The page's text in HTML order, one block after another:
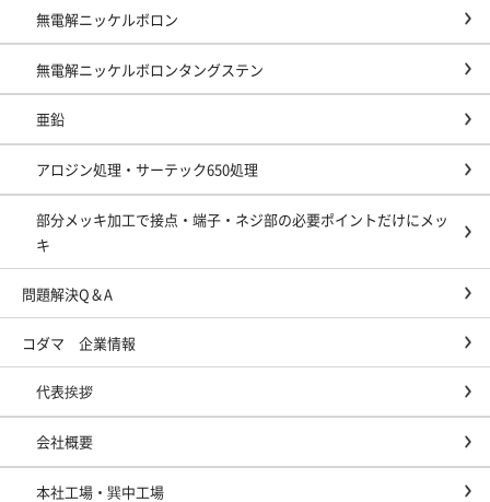
無電解ニッケルボロン
無電解ニッケルボロンタングステン
亜鉛
アロジン処理・サーテック650処理
部分メッキ加工で接点・端子・ネジ部の必要ポイントだけにメッ
キ
問題解決Q＆A
コダマ 企業情報
代表挨拶
会社概要
本社工場・巽中工場